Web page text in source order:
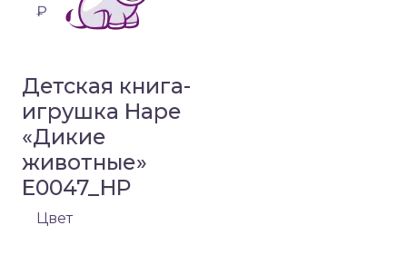
₽
Детская книга-
игрушка Hape
«Дикие
животные»
E0047_HP
Цвет